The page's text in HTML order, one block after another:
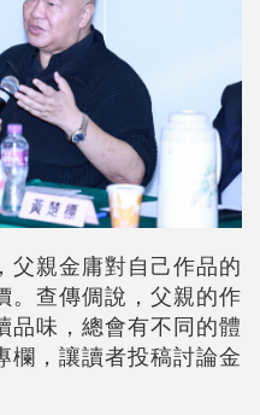
父親金庸對自己作品的
。查傳倜說，父親的作
品味，總會有不同的體
欄，讓讀者投稿討論金